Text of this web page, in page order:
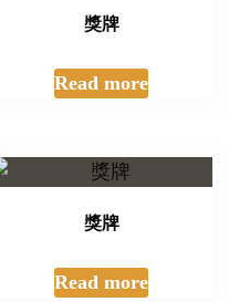
獎牌
Read more
獎牌
Read more